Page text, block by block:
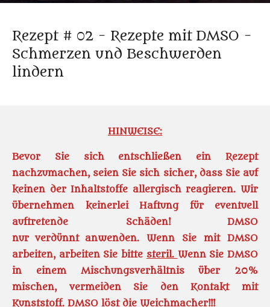
Rezept # 02 - Rezepte mit DMSO -
Schmerzen und Beschwerden
lindern
HINWEISE:
Bevor Sie sich entschließen ein Rezept
nachzumachen, seien Sie sich sicher, dass Sie auf
keinen der Inhaltstoffe allergisch reagieren. Wir
übernehmen keinerlei Haftung für eventuell
auftretende Schäden! DMSO
nur verdünnt anwenden. Wenn Sie mit DMSO
arbeiten, arbeiten Sie bitte steril. Wenn Sie DMSO
in einem Mischungsverhältnis über 20%
mischen, vermeiden Sie den Kontakt mit
Kunststoff. DMSO löst die Weichmacher!!!